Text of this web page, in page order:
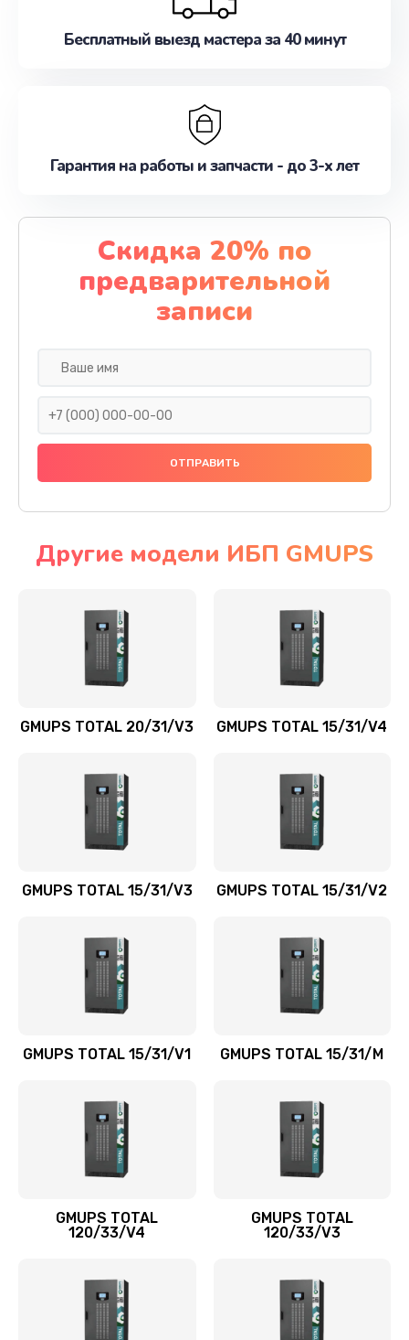
Бесплатный выезд мастера за 40 минут
Гарантия на работы и запчасти - до 3-х лет
Скидка 20% по
предварительной
записи
Другие модели ИБП GMUPS
GMUPS TOTAL 20/31/V3 GMUPS TOTAL 15/31/V4
GMUPS TOTAL 15/31/V3 GMUPS TOTAL 15/31/V2
GMUPS TOTAL 15/31/V1 GMUPS TOTAL 15/31/M
GMUPS TOTAL
120/33/V4
GMUPS TOTAL
120/33/V3